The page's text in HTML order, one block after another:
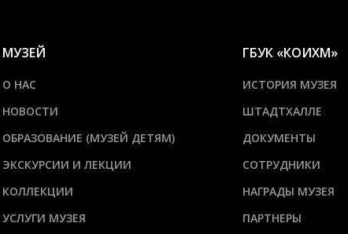
МУЗЕЙ
О НАС
НОВОСТИ
ОБРАЗОВАНИЕ (МУЗЕЙ ДЕТЯМ)
ЭКСКУРСИИ И ЛЕКЦИИ
КОЛЛЕКЦИИ
УСЛУГИ МУЗЕЯ
ГБУК «КОИХМ»
ИСТОРИЯ МУЗЕЯ
ШТАДТХАЛЛЕ
ДОКУМЕНТЫ
СОТРУДНИКИ
НАГРАДЫ МУЗЕЯ
ПАРТНЕРЫ